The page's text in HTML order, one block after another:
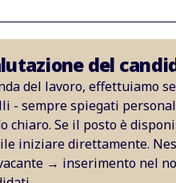
del
del lavoro, effettuiamo
- sempre spiegati
chiaro. Se il posto è
iniziare direttamente.
→ inserimento nel